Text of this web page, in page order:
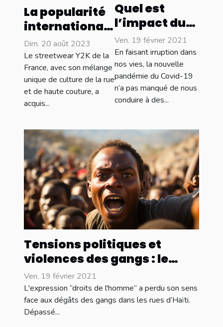
La popularité
internationale
du streetwear
Y2K de France
Dim. 20 août 2023
Le streetwear Y2K de la
France, avec son mélange
unique de culture de la rue
et de haute couture, a
acquis...
Quel est
l’impact du
Covid pour
les
entreprises ?
Ven. 19 février 2021
En faisant irruption dans
nos vies, la nouvelle
pandémie du Covid-19
n’a pas manqué de nous
conduire à des...
Tensions politiques et
violences des gangs : le
peuple Haïtien dans
l’inquiétude générale
Ven. 19 février 2021
L'expression “droits de l'homme” a perdu son sens
face aux dégâts des gangs dans les rues d’Haïti.
Dépassé...